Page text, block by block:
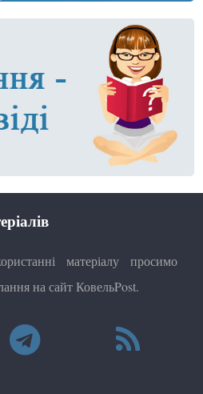
матеріалу просимо
на сайт КовельPost.